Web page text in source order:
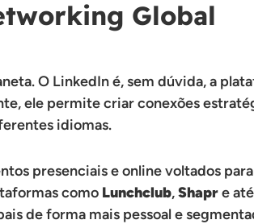
Global
O LinkedIn é, sem dúvida, a
ele permite criar conexões
idiomas.
presenciais e online voltados
como Lunchclub,Shapre até
de forma mais pessoal e